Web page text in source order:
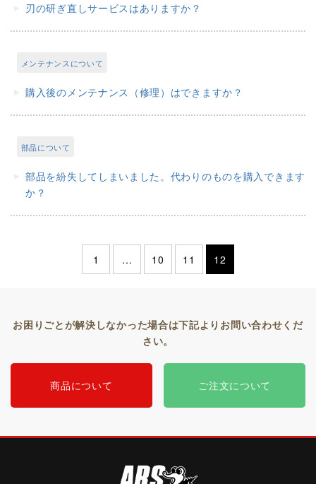
刃の研ぎ直しサービスはありますか？
メンテナンスについて
購入後のメンテナンス（修理）はできますか？
部品について
部品を紛失してしまいました。代わりのものを購入できます
か？
1 … 10 11 12
お困りごとが解決しなかった場合は下記よりお問い合わせくだ
さい。
商品について ご注文について